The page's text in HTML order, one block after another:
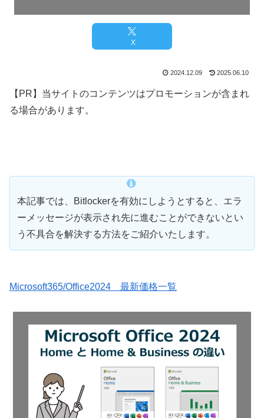
X
2024.12.09 2025.06.10
【PR】当サイトのコンテンツはプロモーションが含まれ
る場合があります。
本記事では、Bitlockerを有効にしようとすると、エラ
ーメッセージが表示され先に進むことができないとい
う不具合を解決する方法をご紹介いたします。
Microsoft365/Office2024 最新価格一覧